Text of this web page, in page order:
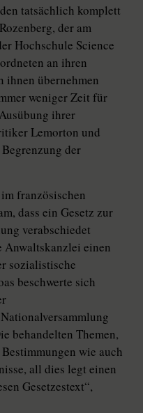
tatsächlich komplett
der am
Hochschule Science
an ihren
ihnen übernehmen
weniger Zeit für
ihrer
Lemorton und
der
französischen
dass ein Gesetz zur
verabschiedet
Anwaltskanzlei einen
sozialistische
beschwerte sich
behandelten Themen,
wie auch
all dies legt einen
Gesetzestext“,